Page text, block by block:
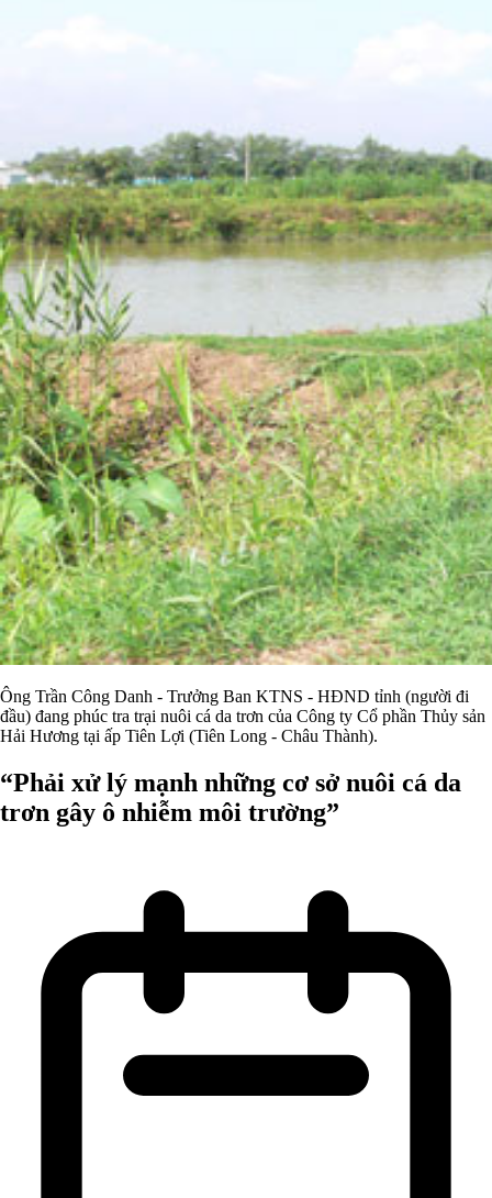
Ông Trần Công Danh - Trưởng Ban KTNS - HĐND tỉnh (người đi
đầu) đang phúc tra trại nuôi cá da trơn của Công ty Cổ phần Thủy sản
Hải Hương tại ấp Tiên Lợi (Tiên Long - Châu Thành).
“Phải xử lý mạnh những cơ sở nuôi cá da
trơn gây ô nhiễm môi trường”